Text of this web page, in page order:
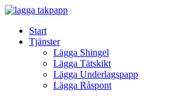
Skip
contentStart
Tjänster
Lägga Shingel
Lägga Tätskikt
Lägga Underlagspapp
Lägga Råspont